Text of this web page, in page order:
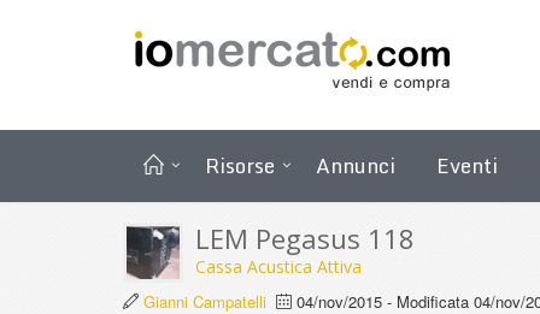
Risorse Annunci Eventi
LEM Pegasus 118
Cassa Acustica Attiva
Gianni Campatelli
04/nov/2015 - Modificata 04/nov/